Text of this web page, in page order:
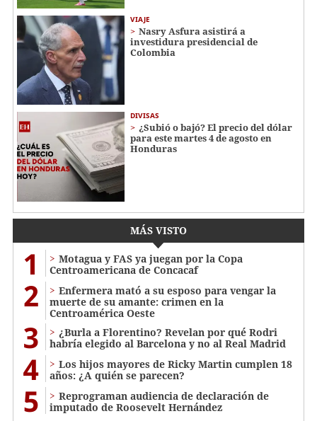
VIAJE
Nasry Asfura asistirá a
investidura presidencial de
Colombia
DIVISAS
¿Subió o bajó? El precio del dólar
para este martes 4 de agosto en
Honduras
MÁS VISTO
1
Motagua y FAS ya juegan por la Copa
Centroamericana de Concacaf
2
Enfermera mató a su esposo para vengar la
muerte de su amante: crimen en la
Centroamérica Oeste
3
¿Burla a Florentino? Revelan por qué Rodri
habría elegido al Barcelona y no al Real Madrid
4
Los hijos mayores de Ricky Martin cumplen 18
años: ¿A quién se parecen?
5
Reprograman audiencia de declaración de
imputado de Roosevelt Hernández